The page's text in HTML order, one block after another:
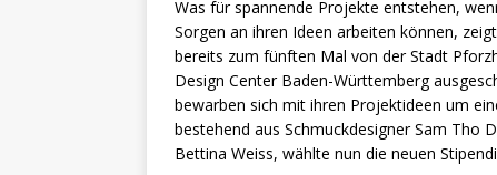
Was für spannende Projekte entstehen,
Sorgen an ihren Ideen arbeiten können,
bereits zum fünften Mal von der Stadt
Design Center Baden-Württemberg
bewarben sich mit ihren Projektideen um
bestehend aus Schmuckdesigner Sam Tho
Bettina Weiss, wählte nun die neuen